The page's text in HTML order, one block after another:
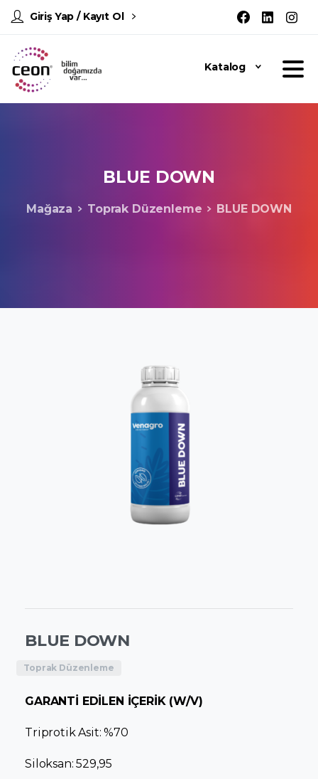
Giriş Yap / Kayıt Ol
Katalog
BLUE DOWN
Mağaza Toprak Düzenleme BLUE DOWN
BLUE DOWN
Toprak Düzenleme
GARANTİ EDİLEN İÇERİK (W/V)
Triprotik Asit: %70
Siloksan: 529,95